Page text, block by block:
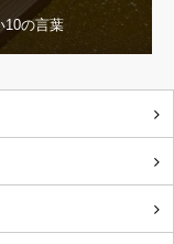
10の言葉